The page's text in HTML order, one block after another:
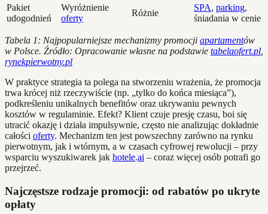
Pakiet
udogodnień
Wyróżnienie
oferty
Różnie
SPA, parking,
śniadania w cenie
Tabela 1: Najpopularniejsze mechanizmy promocji apartamentów
w Polsce. Źródło: Opracowanie własne na podstawie tabelaofert.pl
rynekpierwotny.pl
W praktyce strategia ta polega na stworzeniu wrażenia, że promocja
trwa krócej niż rzeczywiście (np. „tylko do końca miesiąca”),
podkreśleniu unikalnych benefitów oraz ukrywaniu pewnych
kosztów w regulaminie. Efekt? Klient czuje presję czasu, boi się
utracić okazję i działa impulsywnie, często nie analizując dokładnie
całości oferty. Mechanizm ten jest powszechny zarówno na rynku
pierwotnym, jak i wtórnym, a w czasach cyfrowej rewolucji – przy
wsparciu wyszukiwarek jak hotele.ai – coraz więcej osób potrafi go
przejrzeć.
Najczęstsze rodzaje promocji: od rabatów po ukryte
opłaty